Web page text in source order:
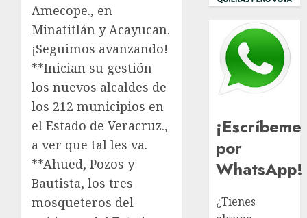
Amecope., en
Minatitlán y Acayucan.
¡Seguimos avanzando!
**Inician su gestión
los nuevos alcaldes de
los 212 municipios en
el Estado de Veracruz.,
a ver que tal les va.
**Ahued, Pozos y
Bautista, los tres
mosqueteros del
¡Escríbeme
por
WhatsApp!
¿Tienes